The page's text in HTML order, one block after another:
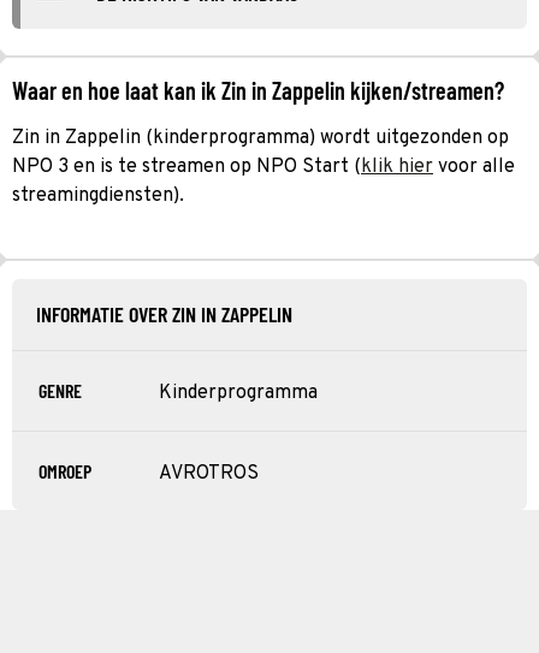
Waar en hoe laat kan ik Zin in Zappelin kijken/streamen?
Zin in Zappelin (kinderprogramma) wordt uitgezonden op
NPO 3 en is te streamen op NPO Start (klik hier voor alle
streamingdiensten).
INFORMATIE OVER ZIN IN ZAPPELIN
GENRE Kinderprogramma
OMROEP AVROTROS